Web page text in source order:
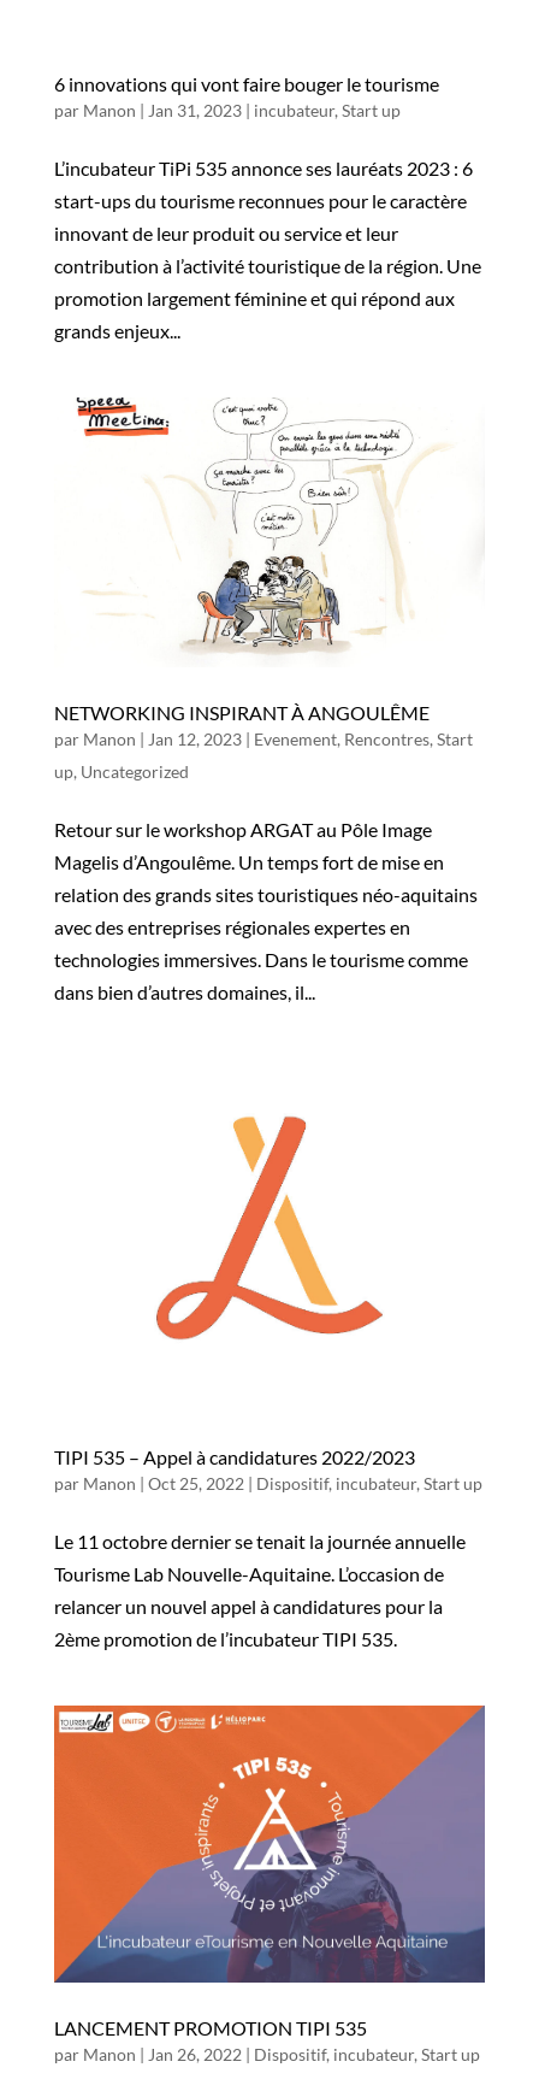
6 innovations qui vont faire bouger le tourisme
par Manon | Jan 31, 2023| incubateur, Start up
L’incubateur TiPi 535 annonce ses lauréats 2023 : 6
start-ups du tourisme reconnues pour le caractère
innovant de leur produit ou service et leur
contribution à l’activité touristique de la région. Une
promotion largement féminine et qui répond aux
grands enjeux...
NETWORKING INSPIRANT À ANGOULÊME
par Manon | Jan 12, 2023| Evenement, Rencontres, Start
up, Uncategorized
Retour sur le workshop ARGAT au Pôle Image
Magelis d’Angoulême. Un temps fort de mise en
relation des grands sites touristiques néo-aquitains
avec des entreprises régionales expertes en
technologies immersives. Dans le tourisme comme
dans bien d’autres domaines, il...
TIPI 535 – Appel à candidatures 2022/2023
par Manon | Oct 25, 2022| Dispositif, incubateur,Start up
Le 11 octobre dernier se tenait la journée annuelle
Tourisme Lab Nouvelle-Aquitaine. L’occasion de
relancer un nouvel appel à candidatures pour la
2ème promotion de l’incubateur TIPI 535.
LANCEMENT PROMOTION TIPI 535
par Manon | Jan 26, 2022 | Dispositif, incubateur, Start up